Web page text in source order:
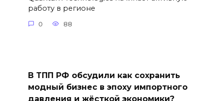
работу в регионе
0 88
В ТПП РФ обсудили как сохранить
модный бизнес в эпоху импортного
давления и жёсткой экономики?